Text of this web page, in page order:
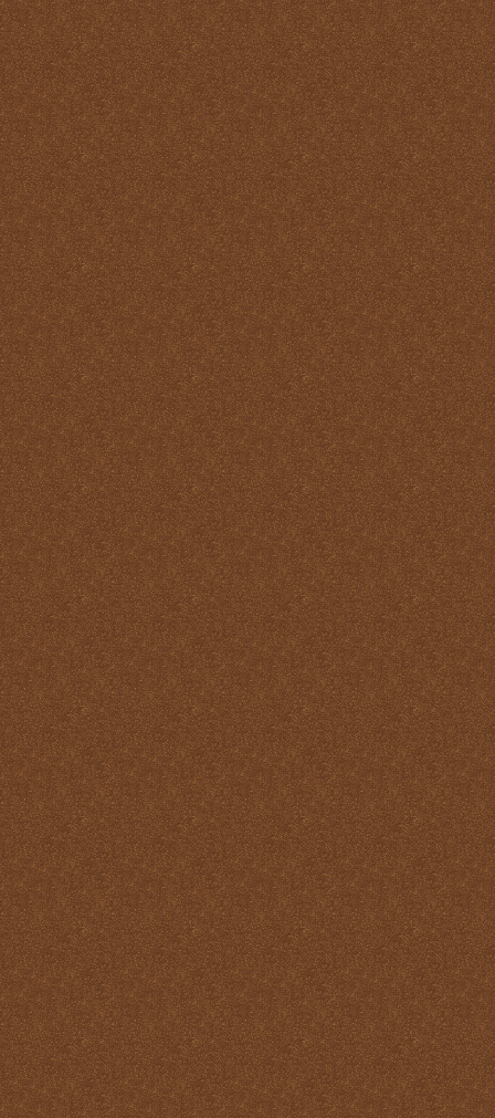
Misterio de unidad
Necesidad de aprender lo
que es la Santa Misa
No hay cosa que más odie
el demonio que la Santa
Misa
Nuestra vida debe ser una
Santa Misa prolongada
Nuestro sacrificio se
transforma en el sacrificio
de Cristo
Ofertorio
Participación
Partícipes de la naturaleza
divina
Petición y acción de
gracias
Plegarias Eucarísticas
Por Cristo con Él y en Él
Preparación para la Santa
Misa
Real y verdadera presencia
de Jesús en la Eucaristía
remotepost@sancta-missa-
cotidiana.org
Reparación
Ser Eucaristía
Sin etiqueta
Transubstanciación
Un milagro de amor